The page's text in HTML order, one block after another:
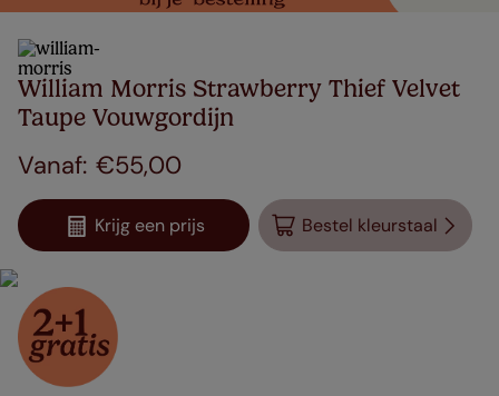
William Morris Strawberry Thief Velvet
Taupe Vouwgordijn
€55,00
Krijg een prijs Bestel kleurstaal